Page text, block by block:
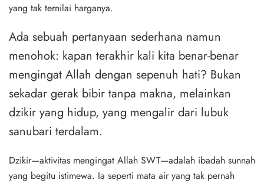
yang tak ternilai harganya.
Ada sebuah pertanyaan sederhana namun
menohok: kapan terakhir kali kita benar-benar
mengingat Allah dengan sepenuh hati? Bukan
sekadar gerak bibir tanpa makna, melainkan
dzikir yang hidup, yang mengalir dari lubuk
sanubari terdalam.
Dzikir—aktivitas mengingat Allah SWT—adalah ibadah sunnah
yang begitu istimewa. Ia seperti mata air yang tak pernah